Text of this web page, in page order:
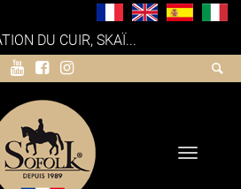
DU CUIR, SKAÏ...
Toggle